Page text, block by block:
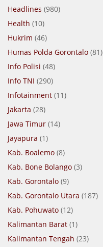
Headlines (980)
Health (10)
Hukrim (46)
Humas Polda Gorontalo (81)
Info Polisi (48)
Info TNI (290)
Infotainment (11)
Jakarta (28)
Jawa Timur (14)
Jayapura (1)
Kab. Boalemo (8)
Kab. Bone Bolango (3)
Kab. Gorontalo (9)
Kab. Gorontalo Utara (187)
Kab. Pohuwato (12)
Kalimantan Barat (1)
Kalimantan Tengah (23)